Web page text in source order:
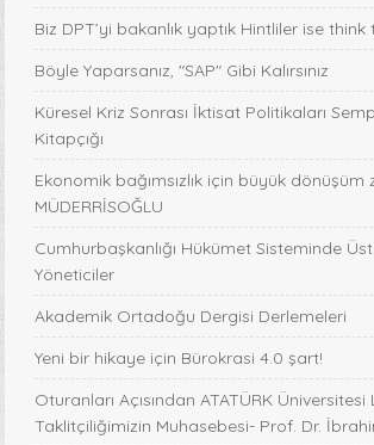
Biz DPT’yi bakanlık yaptık Hintliler ise think
Böyle Yaparsanız, "SAP" Gibi Kalırsınız
Küresel Kriz Sonrası İktisat Politikaları
Kitapçığı
Ekonomik bağımsızlık için büyük dönüşüm
MÜDERRİSOĞLU
Cumhurbaşkanlığı Hükümet Sisteminde
Yöneticiler
Akademik Ortadoğu Dergisi Derlemeleri
Yeni bir hikaye için Bürokrasi 4.0 şart!
Oturanları Açısından ATATÜRK
Taklitçiliğimizin Muhasebesi- Prof. Dr.